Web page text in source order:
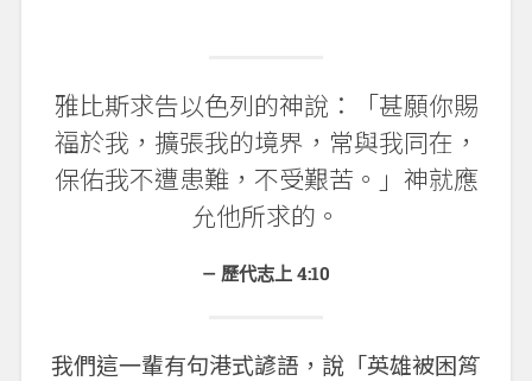
雅比斯求告以色列的神說：「甚願你賜
福於我，擴張我的境界，常與我同在，
保佑我不遭患難，不受艱苦。」神就應
允他所求的。
歷代志上 4:10
我們這一輩有句港式諺語，說「英雄被困筲